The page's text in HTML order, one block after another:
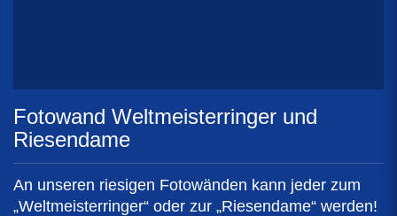
Fotowand Weltmeisterringer und
Riesendame
An unseren riesigen Fotowänden kann jeder zum
„Weltmeisterringer“ oder zur „Riesendame“ werden!